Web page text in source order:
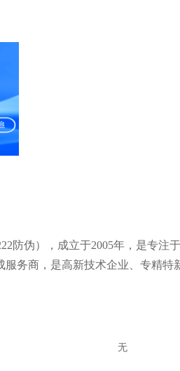
防伪），成立于2005年，是专注
务商，是高新技术企业、专精特
无